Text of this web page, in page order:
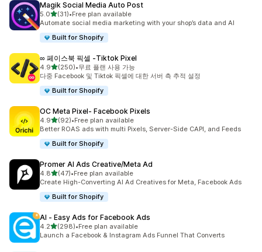
Magik Social Media Auto Post
5.0별 5개 중
(31)
총 리뷰 31개
•Free plan available
Automate social media marketing with your shop’s data and AI
Built for Shopify
∞ 페이스북 픽셀 ‑Tiktok Pixel
4.9별 5개 중
(250)
총 리뷰 250개
•무료 플랜 사용 가능
다중 Facebook 및 Tiktok 픽셀에 대한 서버 측 추적 설정
Built for Shopify
OC Meta Pixel‑ Facebook Pixels
4.9별 5개 중
(92)
총 리뷰 92개
•Free plan available
Better ROAS ads with multi Pixels, Server-Side CAPI, and Feeds
Built for Shopify
Promer AI Ads Creative/Meta Ad
4.8별 5개 중
(47)
총 리뷰 47개
•Free plan available
Create High-Converting AI Ad Creatives for Meta, Facebook Ads
Built for Shopify
AI ‑ Easy Ads for Facebook Ads
4.2별 5개 중
(298)
총 리뷰 298개
•Free plan available
Launch a Facebook & Instagram Ads Funnel That Converts